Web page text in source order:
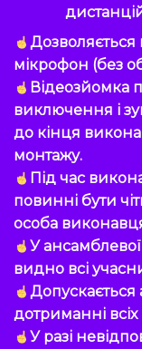
Дозволяється
мікрофон (без
Відеозйомка
виключення і
до кінця
монтажу.
Під час
повинні бути
особа
У ансамблевої
видно всі
дотриманні
У разі